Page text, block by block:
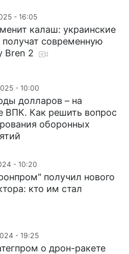
- 16:05
калаш: украинские
получат современную
Bren 2
- 10:00
долларов – на
ВПК. Как решить вопрос
оборонных
- 10:20
получил нового
кто им стал
- 19:25
о дрон-ракете